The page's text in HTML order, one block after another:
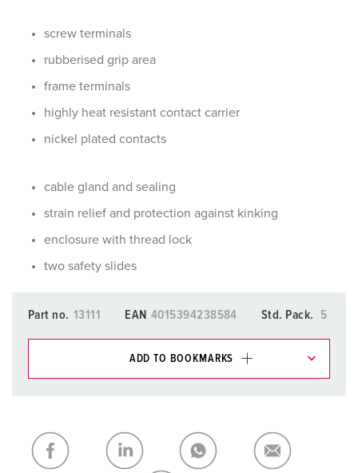
screw terminals
rubberised grip area
frame terminals
highly heat resistant contact carrier
nickel plated contacts
cable gland and sealing
strain relief and protection against kinking
enclosure with thread lock
two safety slides
Part no. 13111 EAN 4015394238584 Std. Pack. 5
ADD TO BOOKMARKS
My list ADD